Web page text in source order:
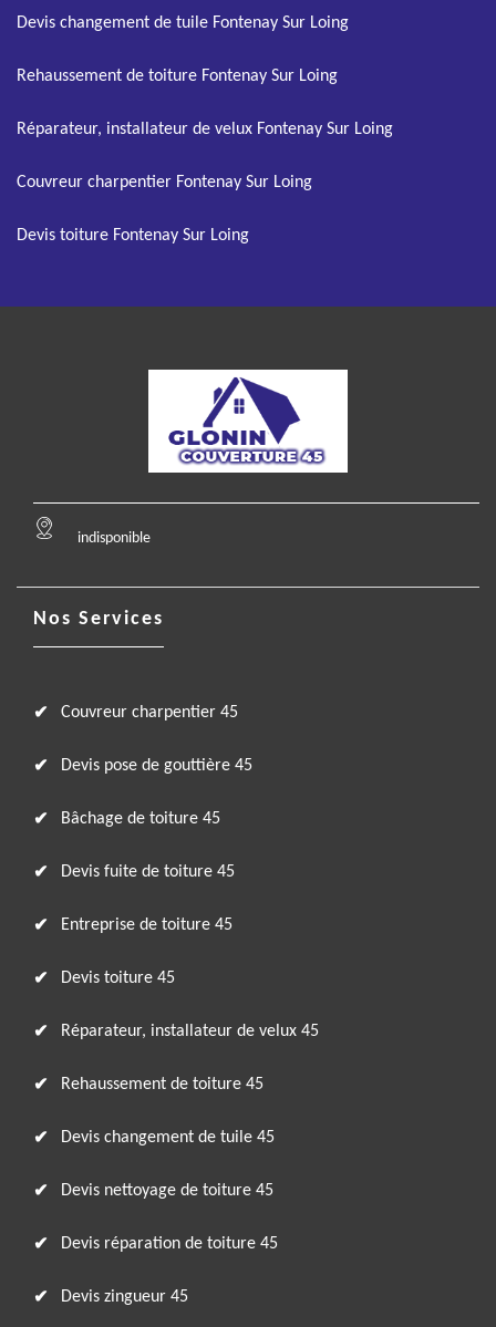
Devis changement de tuile Fontenay Sur Loing
Rehaussement de toiture Fontenay Sur Loing
Réparateur, installateur de velux Fontenay Sur Loing
Couvreur charpentier Fontenay Sur Loing
Devis toiture Fontenay Sur Loing
indisponible
Nos Services
Couvreur charpentier 45
Devis pose de gouttière 45
Bâchage de toiture 45
Devis fuite de toiture 45
Entreprise de toiture 45
Devis toiture 45
Réparateur, installateur de velux 45
Rehaussement de toiture 45
Devis changement de tuile 45
Devis nettoyage de toiture 45
Devis réparation de toiture 45
Devis zingueur 45